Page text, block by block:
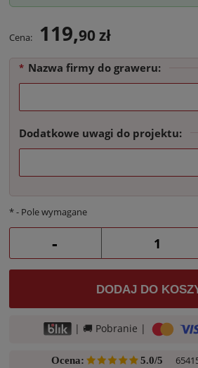
Cena: 119,90 zł
* Nazwa firmy do graweru:
Dodatkowe uwagi do projektu:
*- Pole wymagane
-
DODAJ DO
| 🚚 Pobranie |
Ocena: 5.0/5